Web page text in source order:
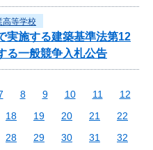
高等学校
実施する建築基準法第12
る一般競争入札公告
8 9 10 11
12
18 19 20 21
22
28 29 30 31
32